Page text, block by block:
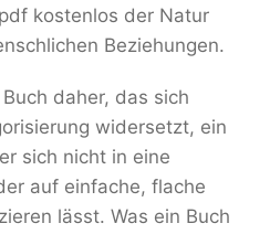
kostenlos der Natur
Beziehungen.
daher, das sich
widersetzt, ein
sich nicht in eine
auf einfache, flache
lässt. Was ein Buch